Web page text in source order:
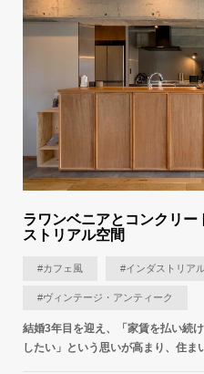
ラワンベニアとコンクリ
ストリアル空間
#カフェ風 #インダストリア
#ヴィンテージ・アンティーク
結婚3年目を迎え、「家賃を払い続
したい」という思いが高まり、住ま